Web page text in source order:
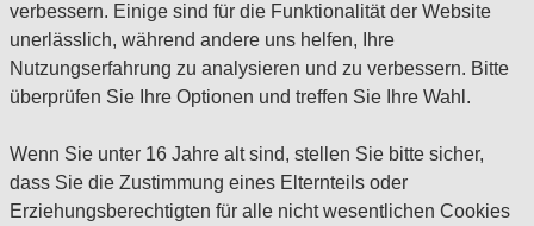
verbessern. Einige sind für die Funktionalität der Website
unerlässlich, während andere uns helfen, Ihre
Nutzungserfahrung zu analysieren und zu verbessern. Bitte
überprüfen Sie Ihre Optionen und treffen Sie Ihre Wahl.
Wenn Sie unter 16 Jahre alt sind, stellen Sie bitte sicher,
dass Sie die Zustimmung eines Elternteils oder
Erziehungsberechtigten für alle nicht wesentlichen Cookies